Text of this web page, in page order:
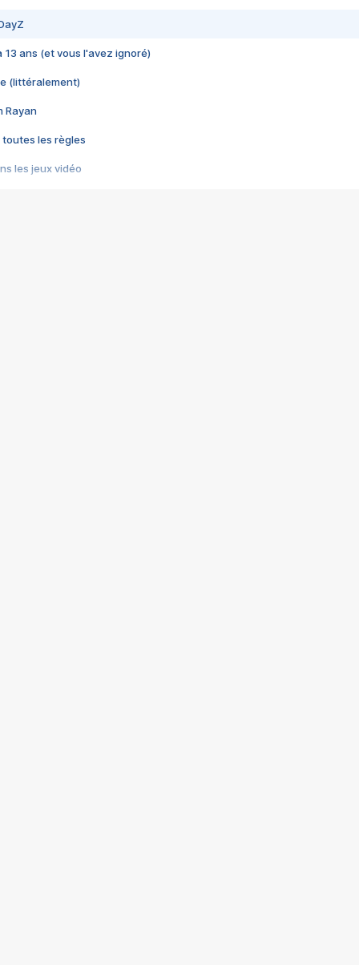
13 ans (et vous l'avez ignoré)
(littéralement)
Rayan
toutes les règles
les jeux vidéo